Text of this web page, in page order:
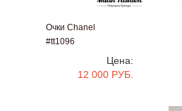
Очки Chanel
#tt1096
Цена:
12 000 РУБ.